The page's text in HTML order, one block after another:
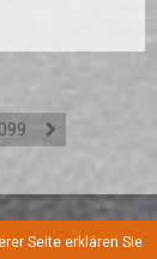
Seite erklären Sie